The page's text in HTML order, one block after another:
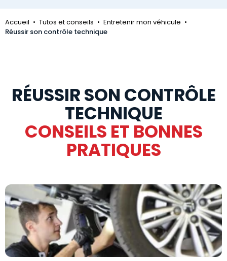
Accueil Tutos et conseils
Entretenir mon véhicule
Réussir son contrôle technique
RÉUSSIR SON CONTRÔLE
TECHNIQUE
CONSEILS ET BONNES
PRATIQUES